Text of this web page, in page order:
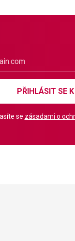
PŘIHLÁSIT SE
se zásadami o